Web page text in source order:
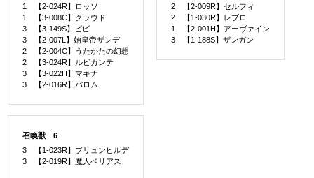
1 【2-024R】ロッソ
1 【3-008C】クラウド
3 【3-149S】ビビ
3 【2-007L】始皇帝ザンデ
2 【2-004C】うたかたの幻想
2 【3-024R】ルビカンテ
3 【3-022H】マキナ
3 【2-016R】パロム
2 【2-009R】セルフィ
2 【1-030R】レブロ
1 【2-001H】アーヴァイン
3 【1-188S】ザンガン
召喚獣 6
3 【1-023R】ブリュンヒルデ
3 【2-019R】魔人ベリアス